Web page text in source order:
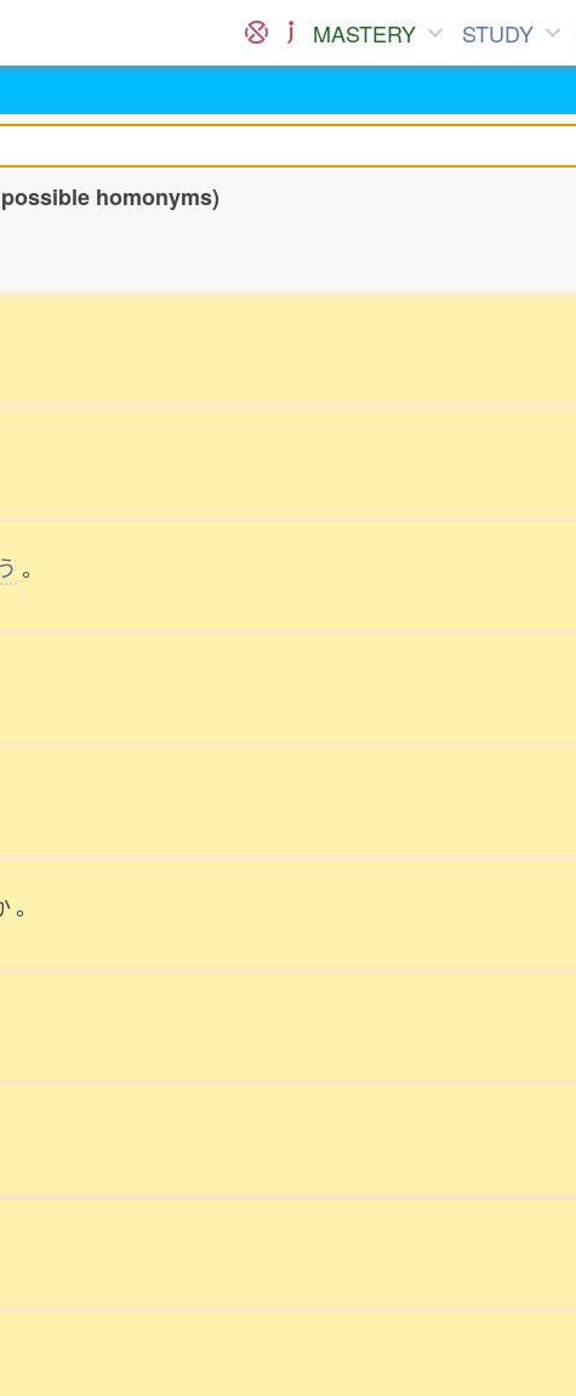
MASTERY STUDY
homonyms)
う 。
。